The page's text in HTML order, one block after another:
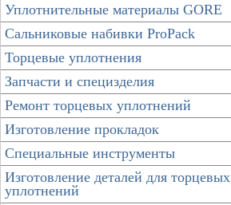
Уплотнительные материалы GORE
Сальниковые набивки ProPack
Торцевые уплотнения
Запчасти и специзделия
Ремонт торцевых уплотнений
Изготовление прокладок
Специальные инструменты
Изготовление деталей для торцевых
уплотнений